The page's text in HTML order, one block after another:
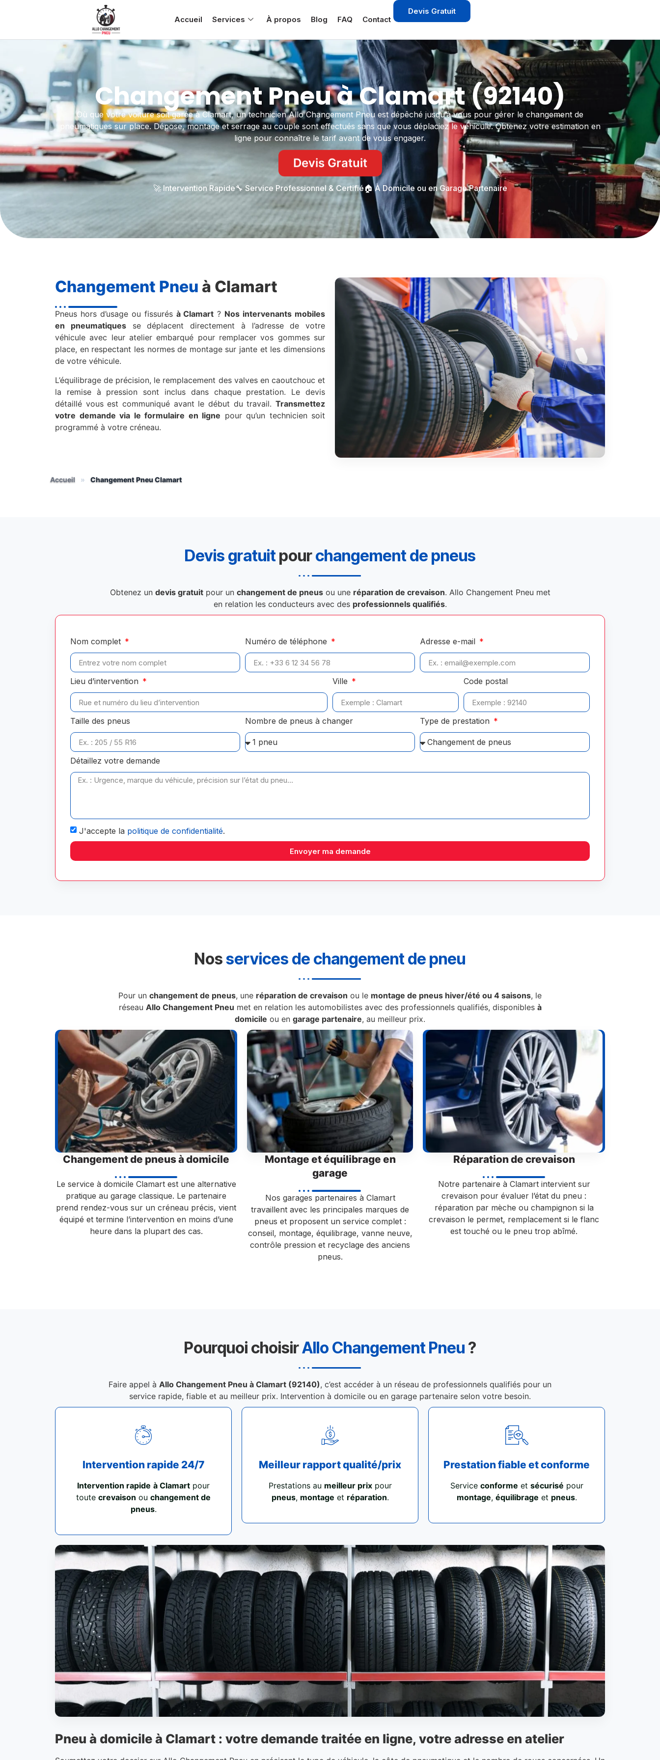
Accueil Services À propos Blog FAQ Contact
Devis Gratuit
Changement Pneu à Clamart (92140)
Où que votre voiture soit garée à Clamart, un technicien Allo Changement Pneu est dépêché jusqu’à vous pour gérer le changement de
pneumatiques sur place. Dépose, montage et serrage au couple sont effectués sans que vous déplaciez le véhicule. Obtenez votre estimation en
ligne pour connaître le tarif avant de vous engager.
Devis Gratuit
🚀 Intervention Rapide🔧 Service Professionnel & Certifié🏠 À Domicile ou en Garage Partenaire
Changement Pneu à Clamart
Pneus hors d’usage ou fissurés à Clamart ? Nos intervenants mobiles
en pneumatiquesse déplacent directement à l’adresse de votre
véhicule avec leur atelier embarqué pour remplacer vos gommes sur
place, en respectant les normes de montage sur jante et les dimensions
de votre véhicule.
L’équilibrage de précision, le remplacement des valves en caoutchouc et
la remise à pression sont inclus dans chaque prestation. Le devis
détaillé vous est communiqué avant le début du travail. Transmettez
votre demande via le formulaire en ligne pour qu’un technicien soit
programmé à votre créneau.
Accueil » Changement Pneu Clamart
Devis gratuitpourchangement de pneus
Obtenez un devis gratuitpour un changement de pneusou une réparation de crevaison. Allo Changement Pneu met
en relation les conducteurs avec des professionnels qualifiés.
Nom complet Numéro de téléphone Adresse e-mail
Lieu d’intervention Ville Code postal
Taille des pneus Nombre de pneus à changer Type de prestation
Détaillez votre demande
J'accepte la politique de confidentialité.
Envoyer ma demande
Nosservices de changement de pneu
Pour un changement de pneus, une réparation de crevaison ou le montage de pneus hiver/été ou 4 saisons, le
réseau Allo Changement Pneu met en relation les automobilistes avec des professionnels qualifiés, disponibles à
domicile ou en garage partenaire, au meilleur prix.
Changement de pneus à domicile
Le service à domicile Clamart est une alternative
pratique au garage classique. Le partenaire
prend rendez-vous sur un créneau précis, vient
équipé et termine l’intervention en moins d’une
heure dans la plupart des cas.
Montage et équilibrage en
garage
Nos garages partenaires à Clamart
travaillent avec les principales marques de
pneus et proposent un service complet :
conseil, montage, équilibrage, vanne neuve,
contrôle pression et recyclage des anciens
pneus.
Réparation de crevaison
Notre partenaire à Clamart intervient sur
crevaison pour évaluer l’état du pneu :
réparation par mèche ou champignon si la
crevaison le permet, remplacement si le flanc
est touché ou le pneu trop abîmé.
Pourquoi choisirAllo Changement Pneu ?
Faire appel à Allo Changement Pneu à Clamart (92140), c’est accéder à un réseau de professionnels qualifiés pour un
service rapide, fiable et au meilleur prix. Intervention à domicile ou en garage partenaire selon votre besoin.
Intervention rapide 24/7
Intervention rapide à Clamart pour
toute crevaison ou changement de
pneus.
Meilleur rapport qualité/prix
Prestations au meilleur prixpour
pneus, montage et réparation.
Prestation fiable et conforme
Service conforme et sécurisé pour
montage, équilibrage et pneus.
Pneu à domicile à Clamart : votre demande traitée en ligne, votre adresse en atelier